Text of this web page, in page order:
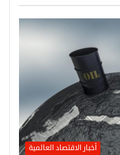
أخبار الاقتصاد العالمية